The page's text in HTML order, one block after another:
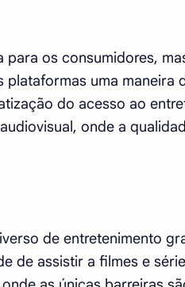
os consumidores,
uma maneira
do acesso ao
onde a
de entretenimento
de assistir a filmes e